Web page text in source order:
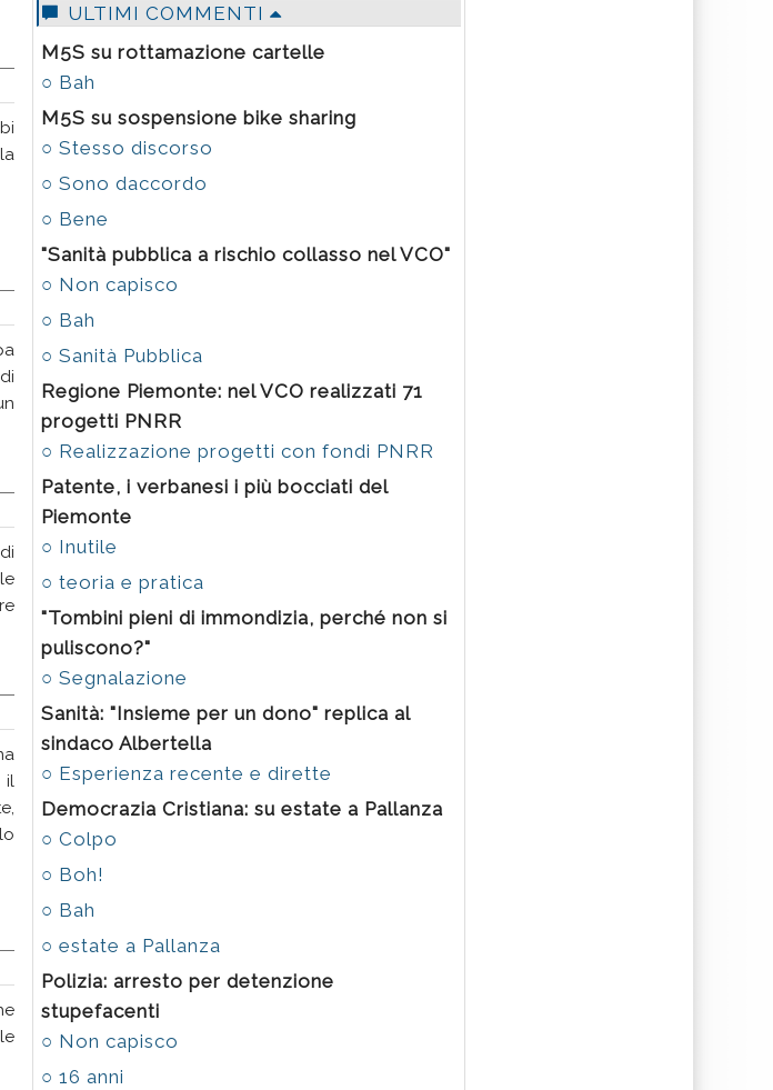
il
ULTIMI COMMENTI
M5S su rottamazione cartelle
○ Bah
M5S su sospensione bike sharing
○ Stesso discorso
○ Sono daccordo
○ Bene
"Sanità pubblica a rischio collasso nel VCO"
○ Non capisco
○ Bah
○ Sanità Pubblica
Regione Piemonte: nel VCO realizzati 71
progetti PNRR
○ Realizzazione progetti con fondi PNRR
Patente, i verbanesi i più bocciati del
Piemonte
○ Inutile
○ teoria e pratica
"Tombini pieni di immondizia, perché non si
puliscono?"
○ Segnalazione
Sanità: "Insieme per un dono" replica al
sindaco Albertella
○ Esperienza recente e dirette
Democrazia Cristiana: su estate a Pallanza
○ Colpo
○ Boh!
○ Bah
○ estate a Pallanza
Polizia: arresto per detenzione
stupefacenti
○ Non capisco
○ 16 anni